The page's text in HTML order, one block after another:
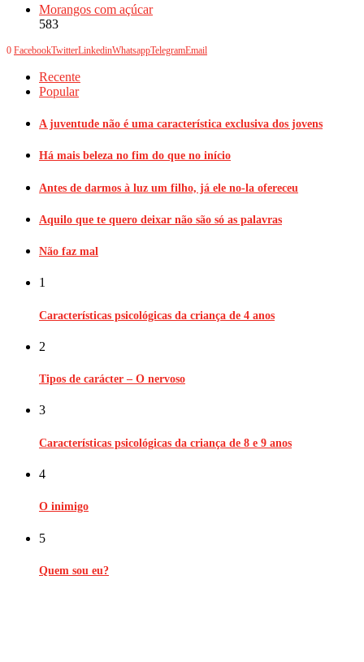
Morangos com açúcar
583
0 FacebookTwitterLinkedinWhatsappTelegramEmail
Recente
Popular
A juventude não é uma característica exclusiva dos jovens
Há mais beleza no fim do que no início
Antes de darmos à luz um filho, já ele no-la ofereceu
Aquilo que te quero deixar não são só as palavras
Não faz mal
1
Características psicológicas da criança de 4 anos
2
Tipos de carácter – O nervoso
3
Características psicológicas da criança de 8 e 9 anos
4
O inimigo
5
Quem sou eu?